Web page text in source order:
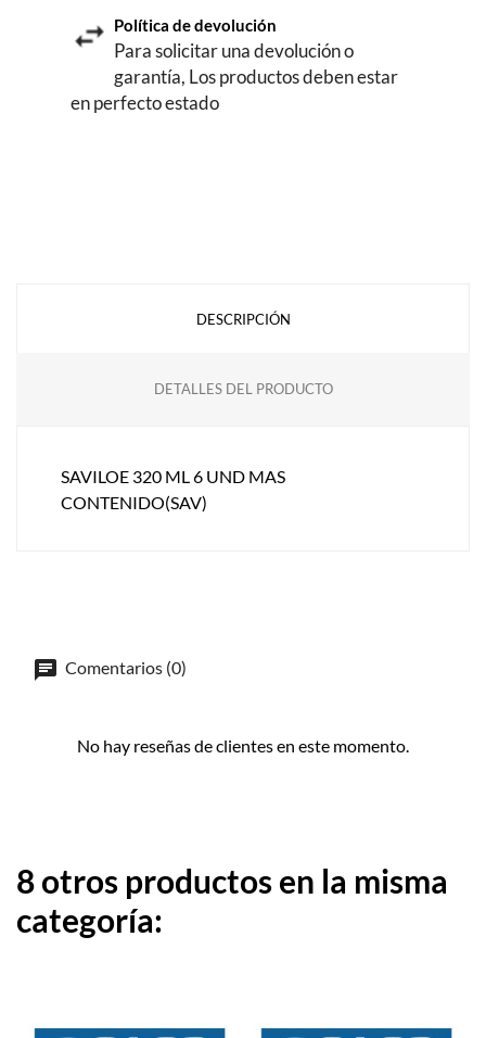
Política de devolución
Para solicitar una devolución o
garantía, Los productos deben estar
en perfecto estado
DESCRIPCIÓN
DETALLES DEL PRODUCTO
SAVILOE 320 ML 6 UND MAS
CONTENIDO(SAV)
Comentarios (0)
No hay reseñas de clientes en este momento.
8 otros productos en la misma
categoría: